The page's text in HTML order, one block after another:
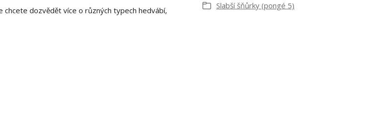
dozvědět více o různých typech hedvábí,
Slabší šňůrky (pongé 5)